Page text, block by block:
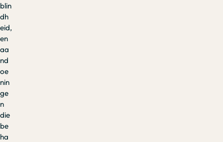
blin
dh
eid,
en
aa
nd
oe
nin
ge
n
die
be
ha